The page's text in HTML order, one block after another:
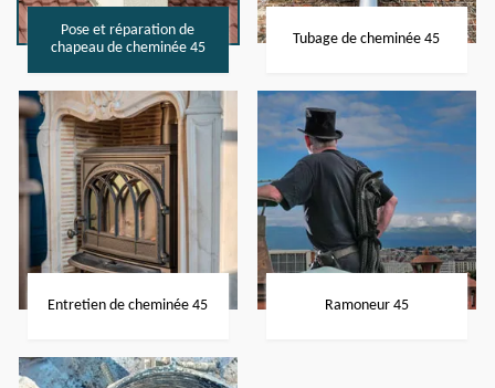
Pose et réparation de
chapeau de cheminée 45
Tubage de cheminée 45
Entretien de cheminée 45 Ramoneur 45